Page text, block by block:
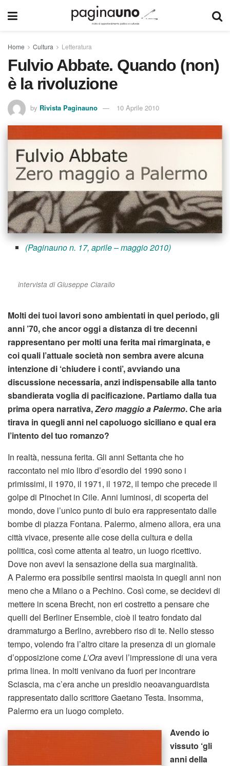
Home Cultura Letteratura
Fulvio Abbate. Quando (non)
è la rivoluzione
by Rivista Paginauno 10 Aprile 2010
(Paginauno n. 17, aprile – maggio 2010)
intervista di Giuseppe Ciarallo
Molti dei tuoi lavori sono ambientati in quel periodo, gli
anni ’70, che ancor oggi a distanza di tre decenni
rappresentano per molti una ferita mai rimarginata, e
coi quali l’attuale società non sembra avere alcuna
intenzione di ‘chiudere i conti’, avviando una
discussione necessaria, anzi indispensabile alla tanto
sbandierata voglia di pacificazione. Partiamo dalla tua
prima opera narrativa,Zero maggio a Palermo. Che aria
tirava in quegli anni nel capoluogo siciliano e qual era
l’intento del tuo romanzo?
In realtà, nessuna ferita. Gli anni Settanta che ho
raccontato nel mio libro d’esordio del 1990 sono i
primissimi, il 1970, il 1971, il 1972, il tempo che precede il
golpe di Pinochet in Cile. Anni luminosi, di scoperta del
mondo, dove l’unico punto di buio era rappresentato dalle
bombe di piazza Fontana. Palermo, almeno allora, era una
città vivace, presente alle cose della cultura e della
politica, così come attenta al teatro, un luogo ricettivo.
Dove non avevi la sensazione della sua marginalità.
A Palermo era possibile sentirsi maoista in quegli anni non
meno che a Milano o a Pechino. Così come, se decidevi di
mettere in scena Brecht, non eri costretto a pensare che
quelli del Berliner Ensemble, cioè il teatro fondato dal
drammaturgo a Berlino, avrebbero riso di te. Nello stesso
tempo, volendo fra l’altro citare la presenza di un giornale
d’opposizione comeL’Oraavevi l’impressione di una vera
prima linea. In molti venivano da fuori per incontrare
Sciascia, ma c’era anche un presidio neoavanguardista
rappresentato dallo scrittore Gaetano Testa. Insomma,
Palermo era un luogo completo.
Avendo io
vissuto ‘gli
anni della